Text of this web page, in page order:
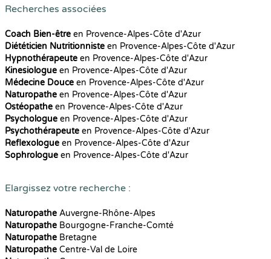
Recherches associées
Coach Bien-être en Provence-Alpes-Côte d'Azur
Diététicien Nutritionniste en Provence-Alpes-Côte d'Azur
Hypnothérapeute en Provence-Alpes-Côte d'Azur
Kinesiologue en Provence-Alpes-Côte d'Azur
Médecine Douce en Provence-Alpes-Côte d'Azur
Naturopathe en Provence-Alpes-Côte d'Azur
Ostéopathe en Provence-Alpes-Côte d'Azur
Psychologue en Provence-Alpes-Côte d'Azur
Psychothérapeute en Provence-Alpes-Côte d'Azur
Reflexologue en Provence-Alpes-Côte d'Azur
Sophrologue en Provence-Alpes-Côte d'Azur
Elargissez votre recherche :
Naturopathe Auvergne-Rhône-Alpes
Naturopathe Bourgogne-Franche-Comté
Naturopathe Bretagne
Naturopathe Centre-Val de Loire